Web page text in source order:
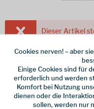
Dieser Artikel
100,00 € *
inkl. MwSt. / Versandkostenfrei!
Größe
Cookies nerven! – aber
Einige Cookies sind für
erforderlich und werden
Komfort bei Nutzung
dienen oder die
sollen, werden nur